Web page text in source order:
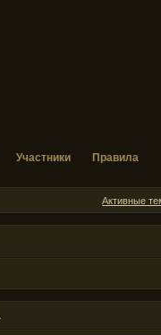
Участники Правила
Активные